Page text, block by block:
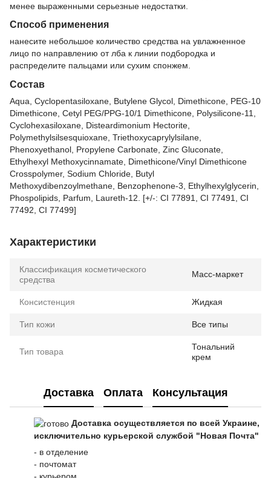
менее выраженными серьезные недостатки.
Способ применения
нанесите небольшое количество средства на увлажненное
лицо по направлению от лба к линии подбородка и
распределите пальцами или сухим спонжем.
Состав
Aqua, Cyclopentasiloxane, Butylene Glycol, Dimethicone, PEG-10
Dimethicone, Cetyl PEG/PPG-10/1 Dimethicone, Polysilicone-11,
Cyclohexasiloxane, Disteardimonium Hectorite,
Polymethylsilsesquioxane, Triethoxycaprylylsilane,
Phenoxyethanol, Propylene Carbonate, Zinc Gluconate,
Ethylhexyl Methoxycinnamate, Dimethicone/Vinyl Dimethicone
Crosspolymer, Sodium Chloride, Butyl
Methoxydibenzoylmethane, Benzophenone-3, Ethylhexylglycerin,
Phospolipids, Parfum, Laureth-12. [+/-: CI 77891, CI 77491, CI
77492, CI 77499]
Характеристики
Классификация косметического
средства
Масс-маркет
Консистенция Жидкая
Тип кожи Все типы
Тип товара
Тональний
крем
Доставка Оплата Консультация
Доставка осуществляется по всей Украине,
исключительно курьерской службой "Новая Почта"
- в отделение
- почтомат